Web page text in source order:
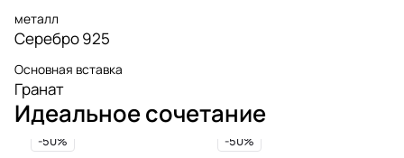
металл
Серебро 925
Основная вставка
Гранат
Идеальное сочетание
-50% -50%